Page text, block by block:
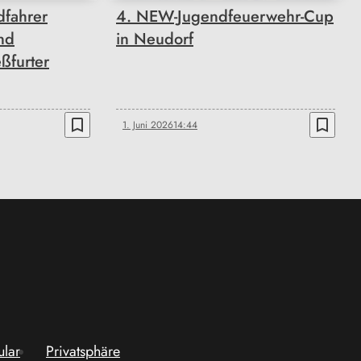
bookmark_border
4. NEW-Jugendfeuerwehr-Cup
in Neudorf
1. Juni 202614:44 bookmark_border
Privatsphäre